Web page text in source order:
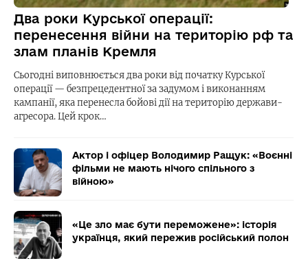
Два роки Курської операції:
перенесення війни на територію рф та
злам планів Кремля
Сьогодні виповнюється два роки від початку Курської
операції — безпрецедентної за задумом і виконанням
кампанії, яка перенесла бойові дії на територію держави-
агресора. Цей крок…
Актор і офіцер Володимир Ращук: «Воєнні
фільми не мають нічого спільного з
війною»
«Це зло має бути переможене»: історія
українця, який пережив російський полон